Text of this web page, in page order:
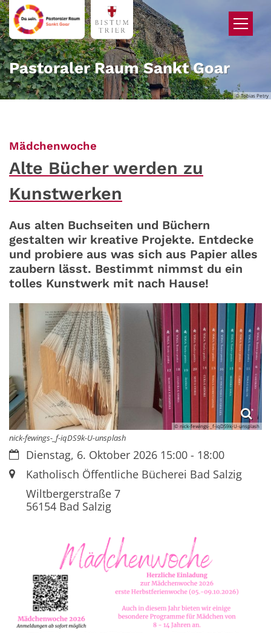
Zum Inhalt springen
© Tobias Petry
Pastoraler Raum Sankt Goar
Mädchenwoche
Alte Bücher werden zu
Kunstwerken
Aus alten Buchseiten und Büchern
gestalten wir kreative Projekte. Entdecke
und probiere aus was sich aus Papier alles
zaubern lässt. Bestimmt nimmst du ein
tolles Kunstwerk mit nach Hause!
© nick-fewings-_f-iqDS9k-U-unsplash
nick-fewings-_f-iqDS9k-U-unsplash
Datum:Dienstag, 6. Oktober 2026 15:00 - 18:00
Ort:Katholisch Öffentliche Bücherei Bad Salzig
Wiltbergerstraße 7
56154Bad Salzig